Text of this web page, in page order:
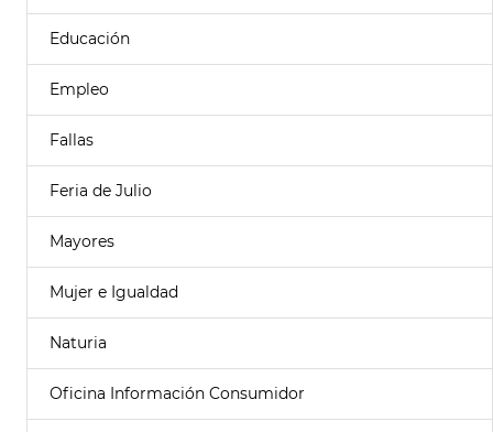
Educación
Empleo
Fallas
Feria de Julio
Mayores
Mujer e Igualdad
Naturia
Oficina Información Consumidor